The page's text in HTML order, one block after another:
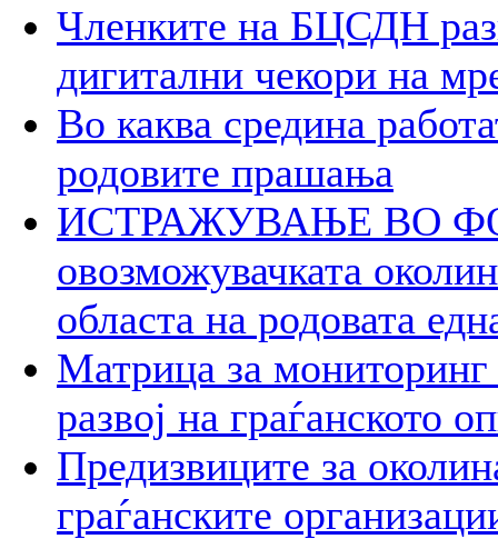
Членките на БЦСДН
дигитални чекори на
Во каква средина
родовите прашања
ИСТРАЖУВАЊЕ ВО
овозможувачката
областа на родовата
Матрица за мониторинг
развој на граѓанското
Предизвиците за
граѓанските